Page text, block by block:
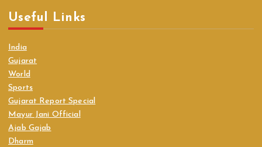
Useful Links
India
Gujarat
World
Sports
Gujarat Report Special
Mayur Jani Official
Ajab Gajab
Dharm